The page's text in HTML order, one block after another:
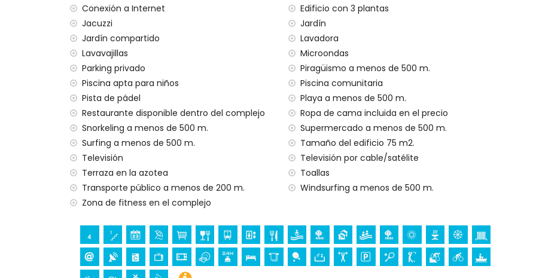
Instalaciones y servicios privados incluidos en el precio del alquiler
internet (WiFi)
aspiradora, plancha y tabla de planchar
ropa de cama y toallas
servicio de emergencia 24 horas
calefacción por aire
Instalaciones y servicios comunitarios incluidos en el precio del alquiler
jacuzzi exterior
Instalaciones / servicios comunitarios con cargo adicional
zona de fitness y pista de pádel
Entretenimiento y actividades de ocio para sus vacaciones en San Juan de los Terreros,
Andalucía
parque acuático (Agua Vera) (a menos de 10 kilómetros de la casa)
Lugares de interés y cultura en San Juan de los Terreros, Andalucía
castillo, ruina, monumento y lugar histórico (a menos de 5 kilómetros del alojamiento)
Conexión a Internet
Edificio con 3 plantas
Jacuzzi
Jardín
Jardín compartido
Lavadora
Lavavajillas
Microondas
Parking privado
Piragüismo a menos de 500 m.
Piscina apta para niños
Piscina comunitaria
Pista de pádel
Playa a menos de 500 m.
Restaurante disponible dentro del complejo
Ropa de cama incluida en el precio
Snorkeling a menos de 500 m.
Supermercado a menos de 500 m.
Surfing a menos de 500 m.
Tamaño del edificio 75 m2.
Televisión
Televisión por cable/satélite
Terraza en la azotea
Toallas
Transporte público a menos de 200 m.
Windsurfing a menos de 500 m.
Zona de fitness en el complejo